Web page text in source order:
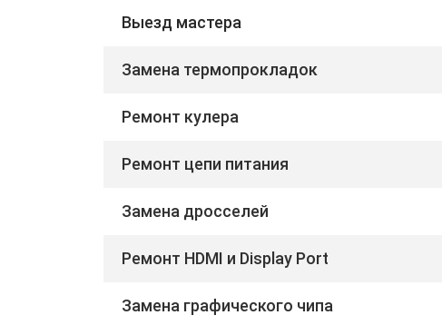
Выезд мастера
Замена термопрокладок
Ремонт кулера
Ремонт цепи питания
Замена дросселей
Ремонт HDMI и Display Port
Замена графического чипа